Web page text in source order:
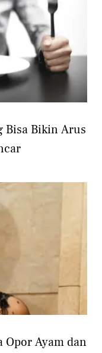
Bisa Bikin Arus
Opor Ayam dan